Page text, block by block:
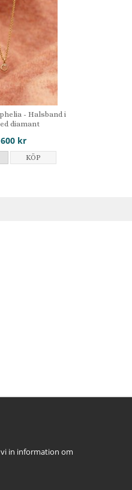
- Halsband i
diamant
kr
KÖP
in information om